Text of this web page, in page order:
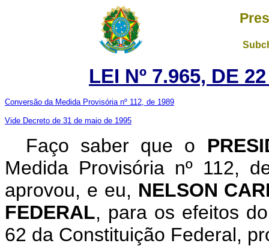
LEI Nº 7.965, DE
Conversão da Medida Provisória nº 112, de 1989
Vide Decreto de 31 de maio de 1995
Faço saber que o
Medida Provisória nº 112,
aprovou, e eu, NELSON
FEDERAL, para os efeitos
62 da Constituição Federal,